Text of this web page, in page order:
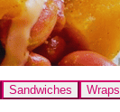
Sandwiches Wraps